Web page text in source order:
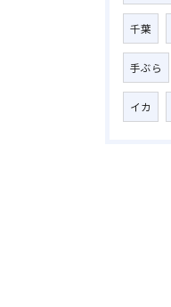
千葉
手ぶら
イカ